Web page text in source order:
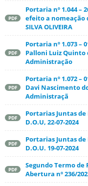
PDF
Portaria nº 1.044 –
efeito a nomeação
SILVA OLIVEIRA
PDF
Portaria nº 1.073 –
Palloni Luiz Quinto
Administração
PDF
Portaria nº 1.072 –
Davi Nascimento
Administraçã
PDF
Portarias Juntas
D.O.U, 22-07-2024
PDF
Portarias Juntas
D.O.U. 19-07-2024
PDF
Segundo Termo de
Abertura nº 236/